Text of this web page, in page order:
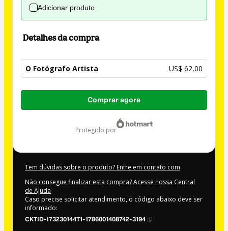
Adicionar produto
Detalhes da compra
O Fotógrafo Artista US$ 62,00
Total
Comprar agora
protegido por
Tem dúvidas sobre o produto? Entre em contato com
Não consegue finalizar esta compra? Acesse nossa Central
de Ajuda
Caso precise solicitar atendimento, o código abaixo deve ser
informado:
CKTID-I73230144T1-1786001408742-3194